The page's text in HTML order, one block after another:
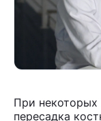
При некоторых
пересадка